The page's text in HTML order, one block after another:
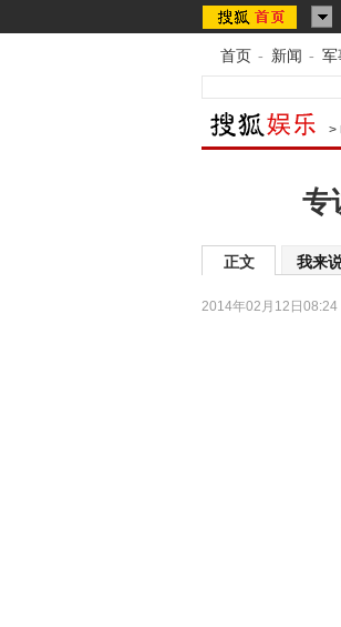
首页 - 新闻 - 军
>
专
正文 我来
2014年02月12日08:24